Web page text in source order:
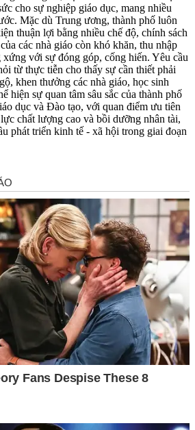
cho sự nghiệp giáo dục, mang nhiều
Mặc dù Trung ương, thành phố luôn
thuận lợi bằng nhiều chế độ, chính sách
các nhà giáo còn khó khăn, thu nhập
với sự đóng góp, cống hiến. Yêu cầu
từ thực tiễn cho thấy sự cần thiết phải
khen thưởng các nhà giáo, học sinh
hiện sự quan tâm sâu sắc của thành phố
dục và Đào tạo, với quan điểm ưu tiên
chất lượng cao và bồi dưỡng nhân tài,
phát triển kinh tế - xã hội trong giai đoạn